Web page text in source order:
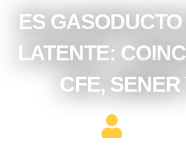
ES
LATENTE:
CFE, SENER